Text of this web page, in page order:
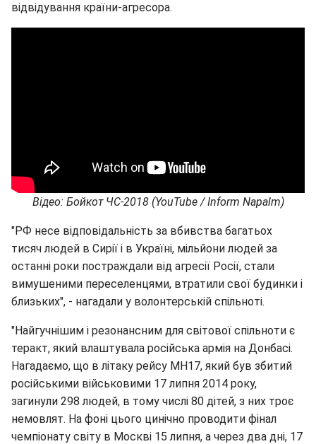
відвідування країни-агресора.
Відео: Бойкот ЧС-2018 (YouTube / Inform Napalm)
"РФ несе відповідальність за вбивства багатьох
тисяч людей в Сирії і в Україні, мільйони людей за
останні роки постраждали від агресії Росії, стали
вимушеними переселенцями, втратили свої будинки і
близьких", - нагадали у волонтерській спільноті.
"Найгучнішим і резонансним для світової спільноти є
теракт, який влаштувала російська армія на Донбасі.
Нагадаємо, що в літаку рейсу MH17, який був збитий
російськими військовими 17 липня 2014 року,
загинули 298 людей, в тому числі 80 дітей, з них троє
немовлят. На фоні цього цинічно проводити фінал
чемпіонату світу в Москві 15 липня, а через два дні, 17